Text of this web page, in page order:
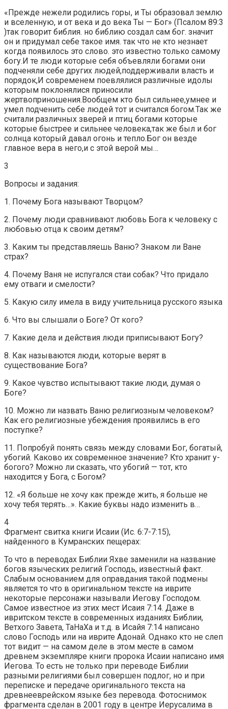
«Прежде нежели родились горы, и Ты образовал землю
и вселенную, и от века и до века Ты — Бог» (Псалом 89:3
)так говорит библия. но библию создал сам бог. значит
он и придумал себе такое имя. так что не кто незнает
когда появилось это слово. это известно только самому
богу.И те люди которые себя объевляли богами они
подченяли себе других людей,поддерживали власть и
порядок,И современем поевлялися различные идолы
которым поклонялися приносили
жертвоприношения.Вообщем кто был сильнее,умнее и
умел подченить себе людей тот и считался богом.Так же
считали различных зверей и птиц богами которые
которые быстрее и сильнее человека,так же был и бог
солнца который давал огонь и тепло.Бог он везде
главное вера в него,и с этой верой мы…
3
Вопросы и задания:
1. Почему Бога называют Творцом?
2. Почему люди сравнивают любовь Бога к человеку с
любовью отца к своим детям?
3. Каким ты представляешь Ваню? Знаком ли Ване
страх?
4. Почему Ваня не испугался стаи собак? Что придало
ему отваги и смелости?
5. Какую силу имела в виду учительница русского языка
6. Что вы слышали о Боге? От кого?
7. Какие дела и действия люди приписывают Богу?
8. Как называются люди, которые верят в
существование Бога?
9. Какое чувство испытывают такие люди, думая о
Боге?
10. Можно ли назвать Ваню религиозным человеком?
Как его религиозные убеждения проявились в его
поступке?
11. Попробуй понять связь между словами Бог, богатый,
убогий. Каково их современное значение? Кто хранит у-
богого? Можно ли сказать, что убогий — тот, кто
находится у Бога, с Богом?
12. «Я больше не хочу как прежде жить, я больше не
хочу тебя терять…». Какие буквы надо изменить в…
4
Фрагмент свитка книги Исаии (Ис. 6:7-7:15),
найденного в Кумранских пещерах:
То что в переводах Библии Яхве заменили на название
богов языческих религий Господь, известный факт.
Слабым основанием для оправдания такой подмены
является то что в оригинальном тексте на иврите
некоторые персонажи называли Иегову Господом.
Самое известное из этих мест Исаия 7:14. Даже в
ивритском тексте в современных изданиях Библии,
Ветхого Завета, ТаНаХа и т.д. в Исайя 7:14 написано
слово Господь или на иврите Адонай. Однако кто не слеп
тот видит — на самом деле в этом месте в самом
древнем экземпляре книги пророка Исаии написано имя
Иегова. То есть не только при переводе Библии
разными религиями был совершен подлог, но и при
переписке и передаче оригинального текста на
древнееврейском языке без перевода. Фотоснимок
фрагмента сделан в 2001 году в центре Иерусалима в